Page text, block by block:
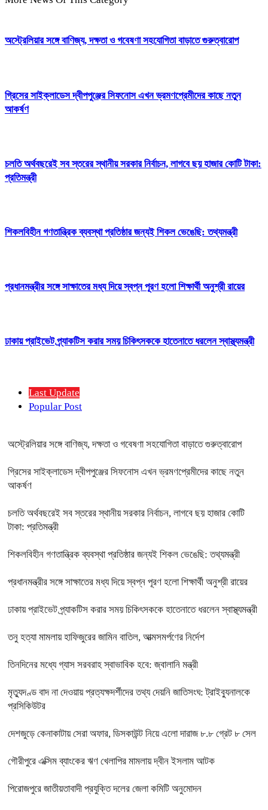
অস্ট্রেলিয়ার সঙ্গে বাণিজ্য, দক্ষতা ও গবেষণা সহযোগিতা বাড়াতে গুরুত্বারোপ
গ্রিসের সাইক্লাডেস দ্বীপপুঞ্জের সিফনোস এখন ভ্রমণপ্রেমীদের কাছে নতুন
আকর্ষণ
চলতি অর্থবছরেই সব স্তরের স্থানীয় সরকার নির্বাচন, লাগবে ছয় হাজার কোটি টাকা:
প্রতিমন্ত্রী
শিকলবিহীন গণতান্ত্রিক ব্যবস্থা প্রতিষ্ঠার জন্যই শিকল ভেঙেছি: তথ্যমন্ত্রী
প্রধানমন্ত্রীর সঙ্গে সাক্ষাতের মধ্য দিয়ে স্বপ্ন পূরণ হলো শিক্ষার্থী অনুশ্রী রায়ের
ঢাকায় প্রাইভেট প্র্যাকটিস করার সময় চিকিৎসককে হাতেনাতে ধরলেন স্বাস্থ্যমন্ত্রী
Last Update
Popular Post
অস্ট্রেলিয়ার সঙ্গে বাণিজ্য, দক্ষতা ও গবেষণা সহযোগিতা বাড়াতে গুরুত্বারোপ
গ্রিসের সাইক্লাডেস দ্বীপপুঞ্জের সিফনোস এখন ভ্রমণপ্রেমীদের কাছে নতুন
আকর্ষণ
চলতি অর্থবছরেই সব স্তরের স্থানীয় সরকার নির্বাচন, লাগবে ছয় হাজার কোটি
টাকা: প্রতিমন্ত্রী
শিকলবিহীন গণতান্ত্রিক ব্যবস্থা প্রতিষ্ঠার জন্যই শিকল ভেঙেছি: তথ্যমন্ত্রী
প্রধানমন্ত্রীর সঙ্গে সাক্ষাতের মধ্য দিয়ে স্বপ্ন পূরণ হলো শিক্ষার্থী অনুশ্রী রায়ের
ঢাকায় প্রাইভেট প্র্যাকটিস করার সময় চিকিৎসককে হাতেনাতে ধরলেন স্বাস্থ্যমন্ত্রী
তনু হত্যা মামলায় হাফিজুরের জামিন বাতিল, আত্মসমর্পণের নির্দেশ
তিনদিনের মধ্যে গ্যাস সরবরাহ স্বাভাবিক হবে: জ্বালানি মন্ত্রী
মৃত্যুদণ্ড বাদ না দেওয়ায় প্রত্যক্ষদর্শীদের তথ্য দেয়নি জাতিসংঘ: ট্রাইব্যুনালকে
প্রসিকিউটর
দেশজুড়ে কেনাকাটায় সেরা অফার, ডিসকাউন্ট নিয়ে এলো দারাজ ৮.৮ গ্রেট ৮ সেল
গৌরীপুরে এক্সিম ব্যাংকের ঋণ খেলাপির মামলায় দ্বীন ইসলাম আটক
পিরোজপুরে জাতীয়তাবাদী প্রযুক্তি দলের জেলা কমিটি অনুমোদন